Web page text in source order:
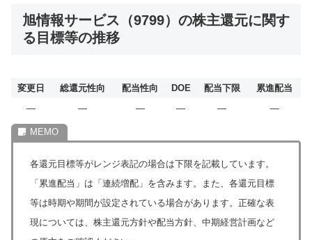
旭情報サービス（9799）の株主還元に関す
る目標等の推移
変更日 総還元性向 配当性向 DOE 配当下限
累進配当
―
― ― ― ― ―
各還元目標等がレンジ表記の場合は下限を記載しています。
「累進配当」は「連続増配」を含みます。また、各還元目標
等は時期や期間が設定されている場合があります。正確な表
現については、株主還元方針や配当方針、中期経営計画など